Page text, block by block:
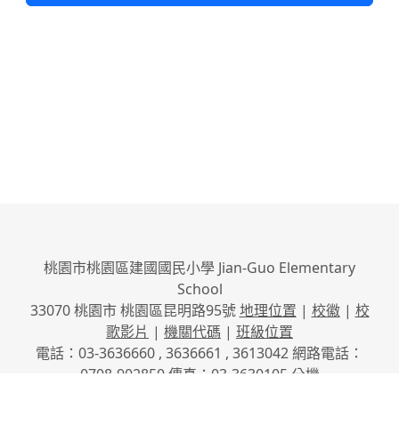
桃園市桃園區建國國民小學 Jian-Guo Elementary
School
33070 桃園市 桃園區昆明路95號地理位置 | 校徽| 校
歌影片 | 機關代碼 | 班級位置
電話：03-3636660 , 3636661 , 3613042 網路電話：
0708-902850 傳真：03-3630105 分機